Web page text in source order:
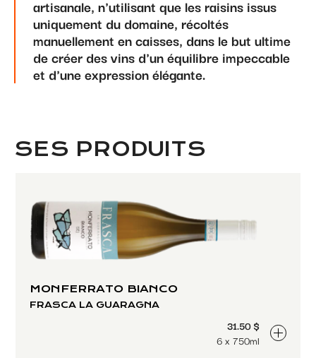
artisanale, n'utilisant que les raisins issus
uniquement du domaine, récoltés
manuellement en caisses, dans le but ultime
de créer des vins d'un équilibre impeccable
et d'une expression élégante.
SES PRODUITS
MONFERRATO BIANCO
FRASCA LA GUARAGNA
31.50 $
6 x 750ml